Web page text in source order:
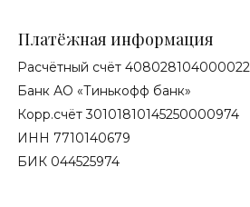
Платёжная информация
Расчётный счёт
БИК 044525974
ИНН 7710140679
Корр.счёт 30101810145250000974
Банк АО «Тинькофф банк»